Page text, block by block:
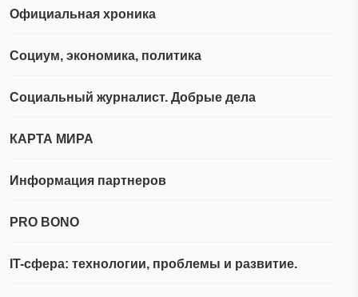
Официальная хроника
Социум, экономика, политика
Социальный журналист. Добрые дела
КАРТА МИРА
Информация партнеров
PRO BONO
IT-сфера: технологии, проблемы и развитие.